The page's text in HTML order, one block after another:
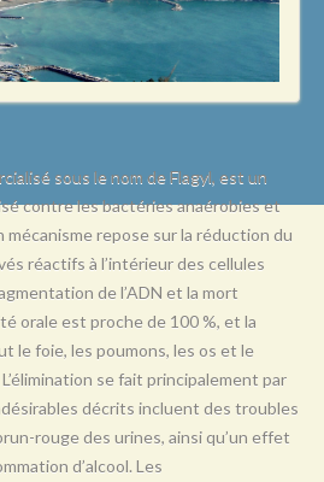
sous le nom de Flagyl, est un
contre les bactéries anaérobies et
mécanisme repose sur la réduction du
réactifs à l’intérieur des cellules
de l’ADN et la mort
orale est proche de 100 %, et la
le foie, les poumons, les os et le
se fait principalement par
décrits incluent des troubles
rouge des urines, ainsi qu’un effet
d’alcool. Les